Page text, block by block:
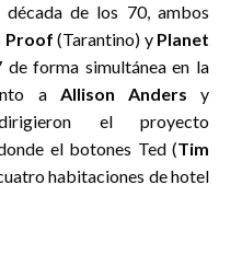
de los 70, ambos
Proof (Tarantino) y Planet
de forma simultánea en la
a Allison Anders y
el proyecto
el botones Ted (Tim
habitaciones de hotel